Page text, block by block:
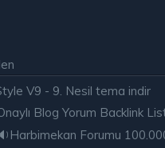
V9 - 9. Nesil tema indir
Forumu